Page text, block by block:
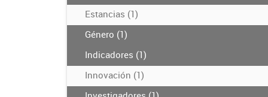
Estancias (1)
Género (1)
Indicadores (1)
Innovación (1)